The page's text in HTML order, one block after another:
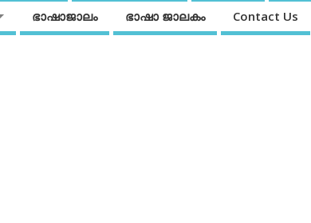
ഭാഷാജാലം ഭാഷാ ജാലകം Contact Us